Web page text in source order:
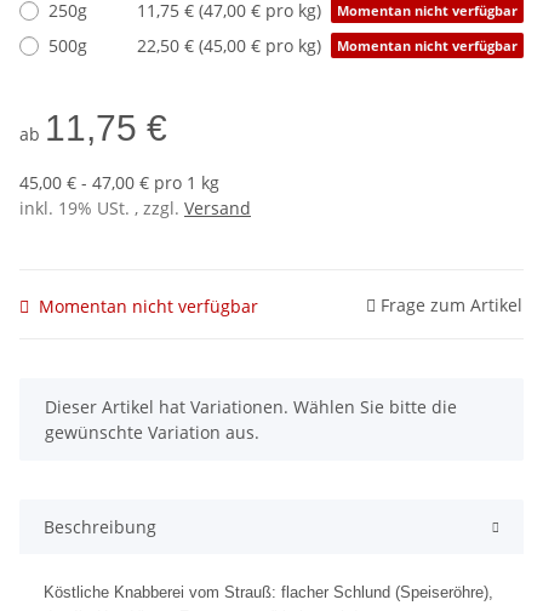
250g
11,75 € (47,00 € pro kg) Momentan nicht verfügbar
500g 22,50 € (45,00 € pro kg) Momentan nicht verfügbar
ab 11,75 €
45,00 € - 47,00 € pro 1 kg
inkl. 19% USt. , zzgl. Versand
Momentan nicht verfügbar Frage zum Artikel
x
Dieser Artikel hat Variationen. Wählen Sie bitte die
gewünschte Variation aus.
Beschreibung
Köstliche Knabberei vom Strauß: flacher Schlund (Speiseröhre),